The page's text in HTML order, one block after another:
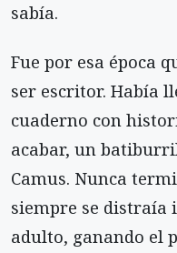
sabía.
Fue por esa época
ser escritor. Había
cuaderno con
acabar, un
Camus. Nunca
siempre se distraía
adulto, ganando el